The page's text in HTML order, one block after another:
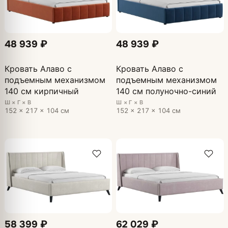
48 939 ₽
Кровать Алаво с
подъемным механизмом
140 см кирпичный
Ш × Г × В
152 × 217 × 104 см
48 939 ₽
Кровать Алаво с
подъемным механизмом
140 см полуночно-синий
Ш × Г × В
152 × 217 × 104 см
58 399 ₽ 62 029 ₽